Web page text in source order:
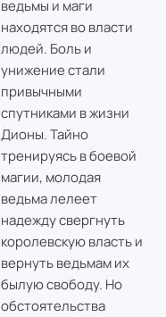
ведьмы и маги
находятся во власти
людей. Боль и
унижение стали
привычными
спутниками в жизни
Дионы. Тайно
тренируясь в боевой
магии, молодая
ведьма лелеет
надежду свергнуть
королевскую власть и
вернуть ведьмам их
былую свободу. Но
обстоятельства